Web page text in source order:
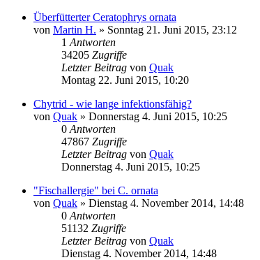
Überfütterter Ceratophrys ornata
von Martin H. » Sonntag 21. Juni 2015, 23:12
1 Antworten
34205 Zugriffe
Letzter Beitrag von Quak
Montag 22. Juni 2015, 10:20
Chytrid - wie lange infektionsfähig?
von Quak » Donnerstag 4. Juni 2015, 10:25
0 Antworten
47867 Zugriffe
Letzter Beitrag von Quak
Donnerstag 4. Juni 2015, 10:25
"Fischallergie" bei C. ornata
von Quak » Dienstag 4. November 2014, 14:48
0 Antworten
51132 Zugriffe
Letzter Beitrag von Quak
Dienstag 4. November 2014, 14:48